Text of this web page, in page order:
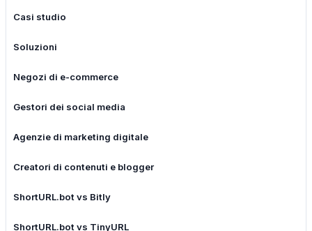
Casi studio
Soluzioni
Negozi di e-commerce
Gestori dei social media
Agenzie di marketing digitale
Creatori di contenuti e blogger
ShortURL.bot vs Bitly
ShortURL.bot vs TinyURL